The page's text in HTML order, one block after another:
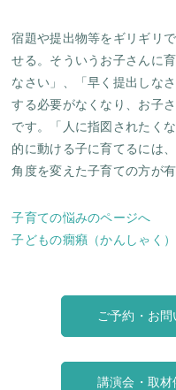
宿題や提出物等をギリギリ
せる。そういうお子さんに
なさい」、「早く提出しな
する必要がなくなり、お子
です。「人に指図されたく
的に動ける子に育てるには
角度を変えた子育ての方が
子育ての悩みのページへ
子どもの癇癪（かんしゃく
ご予約・お
講演会・取